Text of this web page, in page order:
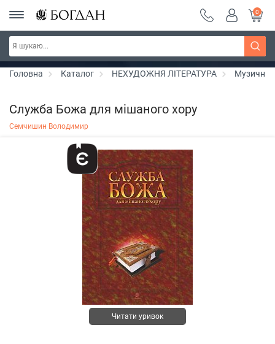
РОЗПРОДАЖ ~ 150 грн ~ 200 грн ~ 250 грн ~
300 грн ~ РОЗПРОДАЖ
Дізнатись більше
0
Головна Каталог НЕХУДОЖНЯ ЛІТЕРАТУРА Музичні
Служба Божа для мішаного хору
Семчишин Володимир
Читати уривок